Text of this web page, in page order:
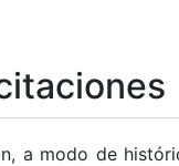
a modo de